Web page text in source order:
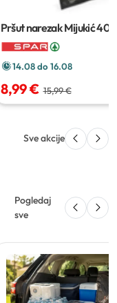
Pršut narezak Mijukić
14.08 do 16.08
8,99 € 15,99 €
Sve akcije
Pogledaj
sve